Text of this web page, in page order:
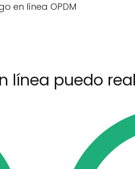
en línea OPDM
línea puedo